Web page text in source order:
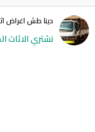
دينا طش اغراض
نشتري الاثاث